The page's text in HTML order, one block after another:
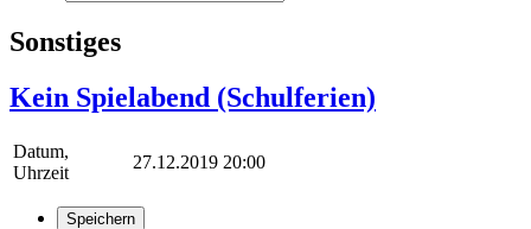
Sonstiges
Kein Spielabend (Schulferien)
Datum,
Uhrzeit
27.12.2019 20:00
Speichern